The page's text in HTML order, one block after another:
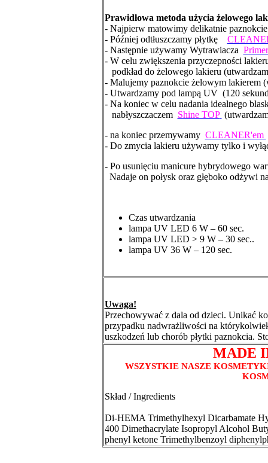
Prawidłowa metoda użycia żelowego
- Najpierw matowimy delikatnie
- Później odtłuszczamy płytkę
- Następnie używamy Wytrawiacza
- W celu zwiększenia przyczepności
podkład do żelowego lakieru
- Malujemy paznokcie żelowym lakierem
- Utwardzamy pod lampą UV (120
- Na koniec w celu nadania idealnego
nabłyszczaczem Shine TOP
- na koniec przemywamy CLEANER'em
- Do zmycia lakieru używamy tylko i
- Po usunięciu manicure hybrydowego
Nadaje on połysk oraz głęboko odżywi
Czas utwardzania
lampa UV LED 6 W – 60 sec.
lampa UV LED > 9 W – 30 sec..
lampa UV 36 W – 120 sec.
Uwaga!
Przechowywać z dala od dzieci. Unikać
przypadku nadwrażliwości na
uszkodzeń lub chorób płytki paznokcia.
MADE
WSZYSTKIE NASZE
Skład / Ingredients
Di-HEMA Trimethylhexyl Dicarbamate
400 Dimethacrylate Isopropyl Alcohol
phenyl ketone Trimethylbenzoyl